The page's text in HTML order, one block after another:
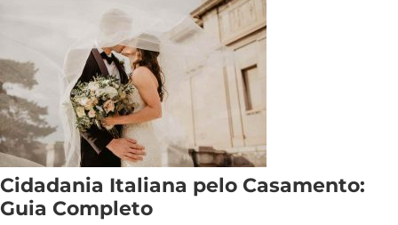
Cidadania Italiana pelo Casamento:
Guia Completo